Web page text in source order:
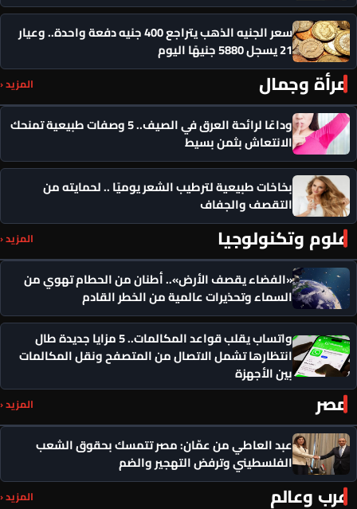
سعر الجنيه الذهب يتراجع 400 جنيه دفعة واحدة.. وعيار
21 يسجل 5880 جنيهًا اليوم
مرأة وجمال المزيد ‹
وداعًا لرائحة العرق في الصيف.. 5 وصفات طبيعية تمنحك
الانتعاش بثمن بسيط
بخاخات طبيعية لترطيب الشعر يوميًا .. لحمايته من
التقصف والجفاف
علوم وتكنولوجيا المزيد ‹
«الفضاء يقصف الأرض».. أطنان من الحطام تهوي من
السماء وتحذيرات عالمية من الخطر القادم
واتساب يقلب قواعد المكالمات.. 5 مزايا جديدة طال
انتظارها تشمل الاتصال من المتصفح ونقل المكالمات
بين الأجهزة
مصر المزيد ‹
عبد العاطي من عمّان: مصر تتمسك بحقوق الشعب
الفلسطيني وترفض التهجير والضم
عرب وعالم المزيد ‹